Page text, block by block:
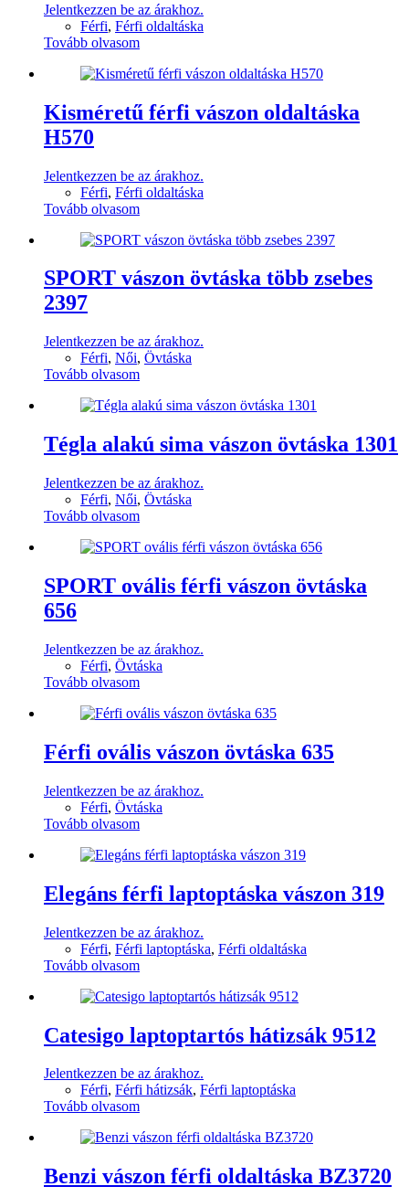
Jelentkezzen be az árakhoz.
Férfi, Férfi oldaltáska
Tovább olvasom
Kisméretű férfi vászon oldaltáska
H570
Jelentkezzen be az árakhoz.
Férfi, Férfi oldaltáska
Tovább olvasom
SPORT vászon övtáska több zsebes
2397
Jelentkezzen be az árakhoz.
Férfi, Női, Övtáska
Tovább olvasom
Tégla alakú sima vászon övtáska 1301
Jelentkezzen be az árakhoz.
Férfi, Női, Övtáska
Tovább olvasom
SPORT ovális férfi vászon övtáska
656
Jelentkezzen be az árakhoz.
Férfi, Övtáska
Tovább olvasom
Férfi ovális vászon övtáska 635
Jelentkezzen be az árakhoz.
Férfi, Övtáska
Tovább olvasom
Elegáns férfi laptoptáska vászon 319
Jelentkezzen be az árakhoz.
Férfi, Férfi laptoptáska, Férfi oldaltáska
Tovább olvasom
Catesigo laptoptartós hátizsák 9512
Jelentkezzen be az árakhoz.
Férfi, Férfi hátizsák, Férfi laptoptáska
Tovább olvasom
Benzi vászon férfi oldaltáska BZ3720